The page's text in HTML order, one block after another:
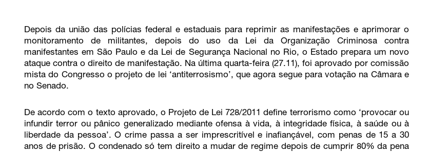
Depois da união das polícias federal e estaduais para reprimir as manifestações e aprimorar o
monitoramento de militantes, depois do uso da Lei da Organização Criminosa contra
manifestantes em São Paulo e da Lei de Segurança Nacional no Rio, o Estado prepara um novo
ataque contra o direito de manifestação. Na última quarta-feira (27.11), foi aprovado por comissão
mista do Congresso o projeto de lei ‘antiterrosismo’, que agora segue para votação na Câmara e
no Senado.
De acordo com o texto aprovado, o Projeto de Lei 728/2011 define terrorismo como ‘provocar ou
infundir terror ou pânico generalizado mediante ofensa à vida, à integridade física, à saúde ou à
liberdade da pessoa’. O crime passa a ser imprescritível e inafiançável, com penas de 15 a 30
anos de prisão. O condenado só tem direito a mudar de regime depois de cumprir 80% da pena